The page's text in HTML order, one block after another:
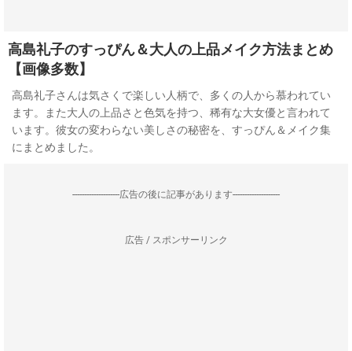
高島礼子のすっぴん＆大人の上品メイク方法まとめ
【画像多数】
高島礼子さんは気さくで楽しい人柄で、多くの人から慕われてい
ます。また大人の上品さと色気を持つ、稀有な大女優と言われて
います。彼女の変わらない美しさの秘密を、すっぴん＆メイク集
にまとめました。
--------------------広告の後に記事があります--------------------
広告 / スポンサーリンク